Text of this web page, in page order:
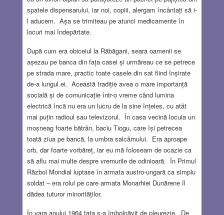
spatele dispensarului, iar noi, copiii, alergam încântați să i-
l aducem. Așa se trimiteau pe atunci medicamente în
locuri mai îndepărtate.
După cum era obiceiul la Răbăgani, seara oamenii se
așezau pe banca din fața casei și urmăreau ce se petrece
pe strada mare, practic toate casele din sat fiind înșirate
de-a lungul ei. Această tradiție avea o mare importanță
socială și de comunicație într-o vreme când lumina
electrică încă nu era un lucru de la sine înțeles, cu atât
mai puțin radioul sau televizorul. În casa vecină locuia un
moșneag foarte bătrân, baciu Tiogu, care își petrecea
toată ziua pe bancă, la umbra salcâmului. Era aproape
orb, dar foarte vorbăreț, iar eu mă foloseam de ocazie ca
să aflu mai multe despre vremurile de odinioară. În Primul
Război Mondial luptase în armata austro-ungară ca simplu
soldat – era rolul pe care armata Monarhiei Dunărene îl
dădea tuturor minorităților.
În vara anului 1964 tata s-a îmbolnăvit de pleurezie. De